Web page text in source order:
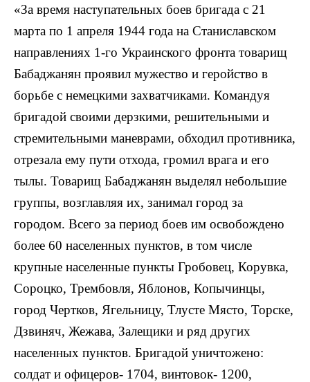
«За время наступательных боев бригада с 21
марта по 1 апреля 1944 года на Станиславском
направлениях 1-го Украинского фронта товарищ
Бабаджанян проявил мужество и геройство в
борьбе с немецкими захватчиками. Командуя
бригадой своими дерзкими, решительными и
стремительными маневрами, обходил противника,
отрезала ему пути отхода, громил врага и его
тылы. Товарищ Бабаджанян выделял небольшие
группы, возглавляя их, занимал город за
городом. Всего за период боев им освобождено
более 60 населенных пунктов, в том числе
крупные населенные пункты Гробовец, Корувка,
Сороцко, Трембовля, Яблонов, Копычинцы,
город Чертков, Ягельницу, Тлусте Място, Торске,
Дзвиняч, Жежава, Залещики и ряд других
населенных пунктов. Бригадой уничтожено:
солдат и офицеров- 1704, винтовок- 1200,